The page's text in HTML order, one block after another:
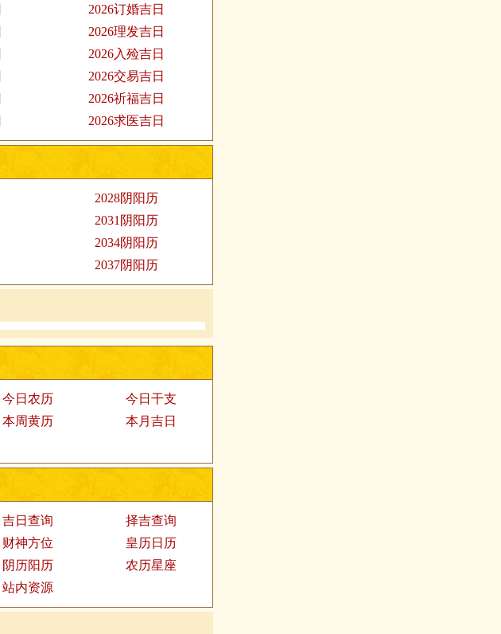
2026订婚吉日
2026理发吉日
2026入殓吉日
2026交易吉日
2026祈福吉日
2026求医吉日
2028阴阳历
2031阴阳历
2034阴阳历
2037阴阳历
今日农历
今日干支
本周黄历
本月吉日
吉日查询
择吉查询
财神方位
皇历日历
阴历阳历
农历星座
站内资源